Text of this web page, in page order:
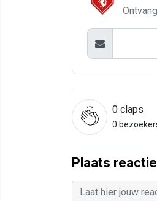
0 claps
0
Plaats reactie